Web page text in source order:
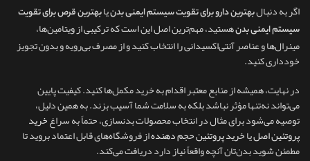
اگر به دنبالبهترین دارو برای تقویت سیستم ایمنی بدنیابهترین قرص برای تقویت
سیستم ایمنی بدنهستید، مهم‌ترین اصل این است که ترکیبی از ویتامین‌ها،
مینرال‌ها و عناصر آنتی‌اکسیدانی را انتخاب کنید و از مصرف بی‌رویه و بدون تجویز
خودداری کنید.
در نهایت، همیشه از منابع معتبر اقدام به خرید مکمل‌ها کنید. کیفیت پایین
می‌تواند نه‌تنها مؤثر نباشد بلکه به سلامت شما آسیب بزند. به همین دلیل،
توصیه می‌شود برای مثال در انتخاب محصولات بدنسازی، حتماً به سراغخرید
پروتئین اصلیاخرید پروتئین حجم دهندهاز فروشگاه‌های قابل اعتماد بروید تا
مطمئن شوید بدن‌تان آنچه واقعاً نیاز دارد دریافت می‌کند.